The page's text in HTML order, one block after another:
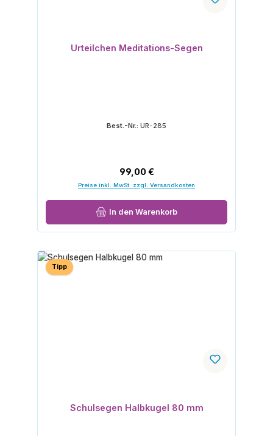
Urteilchen Meditations-Segen
Best.-Nr.: UR-285
Regulärer Preis:
99,00 €
Preise inkl. MwSt. zzgl. Versandkosten
In den Warenkorb
Tipp
Schulsegen Halbkugel 80 mm